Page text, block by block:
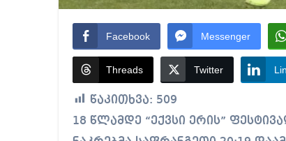
Facebook Messenger
Threads Twitter
წაკითხვა: 509
18 წლამდე “ექვსი ერის” ფესტივალის მეორე ტურში საქართველოსსარაგბო